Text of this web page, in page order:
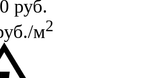
руб.
м2